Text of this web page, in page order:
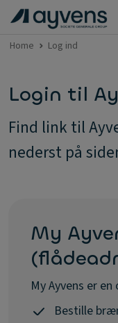
Home Log ind
Login til
Find link til
nederst på
My
My Ayvens er
Bestille